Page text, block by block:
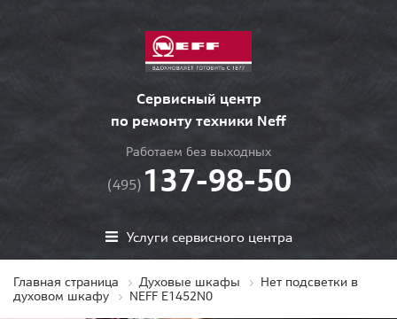
Сервисный центр
по ремонту техники Neff
Работаем без выходных
(495) 137-98-50
Услуги сервисного центра
Главная страница Духовые шкафы
Нет подсветки в
духовом шкафу
NEFF E1452N0